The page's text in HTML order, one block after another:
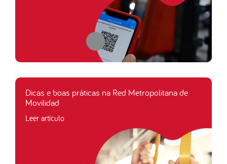
Dicas e boas práticas na Red Metropolitana de
Movilidad
Leer artículo